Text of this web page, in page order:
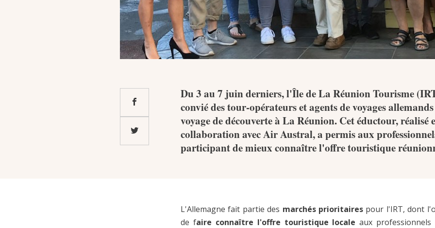
Du 3 au 7 juin derniers, l'Île de La Réunion Tourisme
convié des tour-opérateurs et agents de voyages
voyage de découverte à La Réunion. Cet éductour, réalisé
collaboration avec Air Austral, a permis aux
participant de mieux connaître l'offre touristique
L'Allemagne fait partie des marchés prioritaires pour l'IRT, dont
de faire connaître l'offre touristique locale aux professionnels